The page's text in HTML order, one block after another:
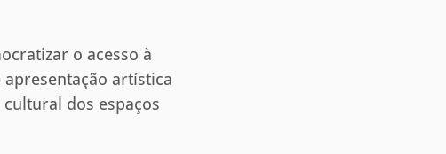
o acesso à
artística
dos espaços